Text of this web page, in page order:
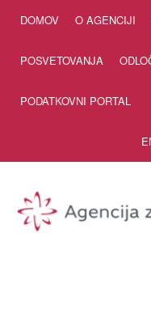
DOMOV O AGENCIJI
POSVETOVANJA
PODATKOVNI PORTAL